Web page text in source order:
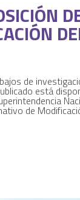
de
está
de